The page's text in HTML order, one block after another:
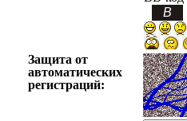
Защита от
автоматических
регистраций: